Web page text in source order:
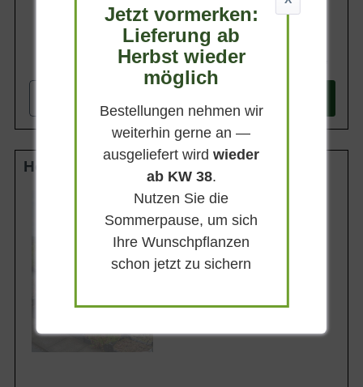
Hochstamm 10-12 StU m. Db.
Lieferhöhe
Gewicht
ca. 50 kg
Anzahl Verschulungen
Jetzt vormerken:
Lieferung ab
Herbst wieder
möglich
Bestellungen nehmen wir
weiterhin gerne an —
ausgeliefert wirdwieder
ab KW 38.
Nutzen Sie die
Sommerpause, um sich
Ihre Wunschpflanzen
schon jetzt zu sichern